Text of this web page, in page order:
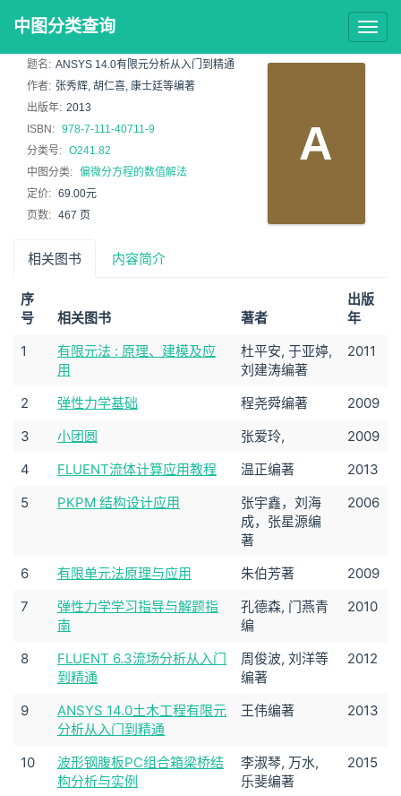
中图分类查询
A
题名: ANSYS 14.0有限元分析从入门到精通
作者: 张秀辉, 胡仁喜, 康士廷等编著
出版年: 2013
ISBN: 978-7-111-40711-9
分类号: O241.82
中图分类: 偏微分方程的数值解法
定价: 69.00元
页数: 467 页
相关图书 内容简介
序
号
相关图书 著者
出版
年
1
有限元法 : 原理、建模及应
用
杜平安, 于亚婷,
刘建涛编著
2011
2 弹性力学基础 程尧舜编著
2009
3
小团圆 张爱玲,
2009
4
FLUENT流体计算应用教程 温正编著
2013
5
PKPM 结构设计应用
张宇鑫，刘海
成，张星源编
著
2006
6 有限单元法原理与应用 朱伯芳著
2009
7
弹性力学学习指导与解题指
南
孔德森, 门燕青
编
2010
8
FLUENT 6.3流场分析从入门
到精通
周俊波, 刘洋等
编著
2012
9
ANSYS 14.0土木工程有限元
分析从入门到精通
王伟编著 2013
10
波形钢腹板PC组合箱梁桥结
构分析与实例
李淑琴, 万水,
乐斐编著
2015